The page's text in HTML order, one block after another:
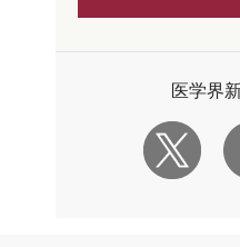
医学界